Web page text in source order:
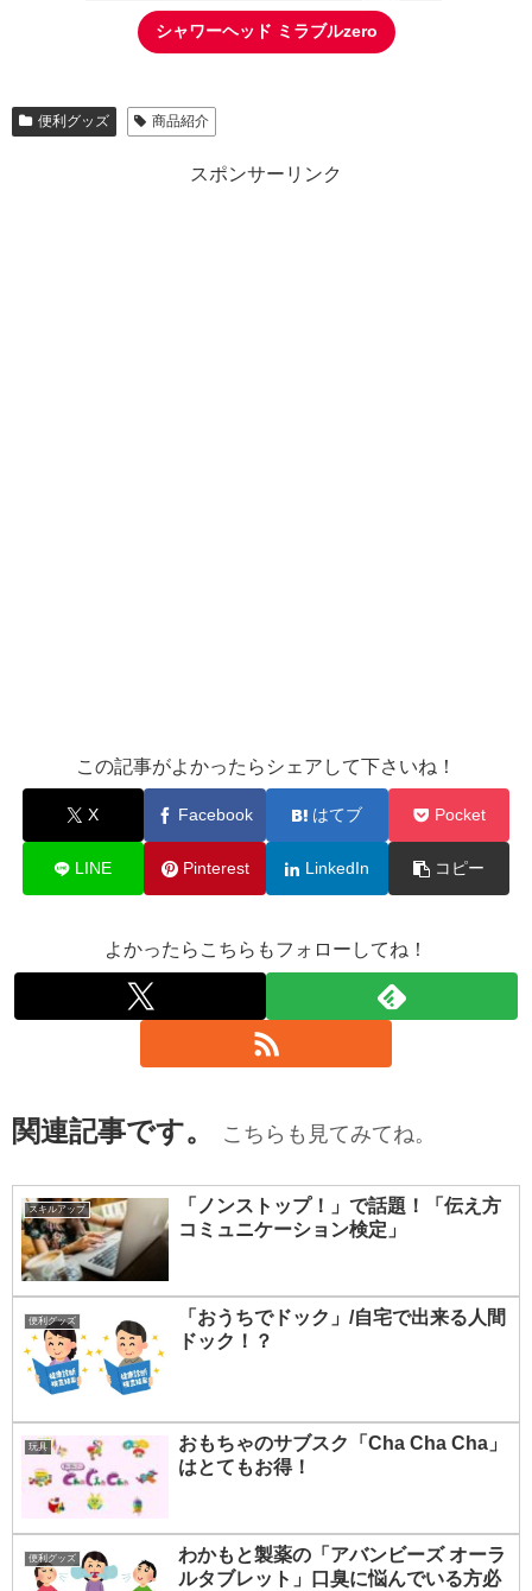
シャワーヘッド ミラブルzero
便利グッズ 商品紹介
スポンサーリンク
この記事がよかったらシェアして下さいね！
X Facebook はてブ Pocket
LINE Pinterest LinkedIn コピー
よかったらこちらもフォローしてね！
関連記事です。 こちらも見てみてね。
スキルアップ
「ノンストップ！」で話題！「伝え方
コミュニケーション検定」
便利グッズ
「おうちでドック」/自宅で出来る人間
ドック！？
玩具
おもちゃのサブスク「Cha Cha Cha」
はとてもお得！
便利グッズ
わかもと製薬の「アバンビーズ オーラ
ルタブレット」口臭に悩んでいる方必